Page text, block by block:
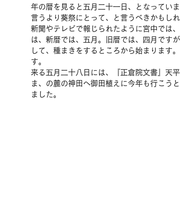
年の暦を見ると五月二十一日、となってい
言うより葵祭にとって、と言うべきかもしれ
新聞やテレビで報じられたように宮中では
は、新暦では、五月。旧暦では、四月です
して、種まきをするところから始まります
す。
来る五月二十八日には、『正倉院文書』天
ま、の麓の神田へ御田植えに今年も行こう
ました。